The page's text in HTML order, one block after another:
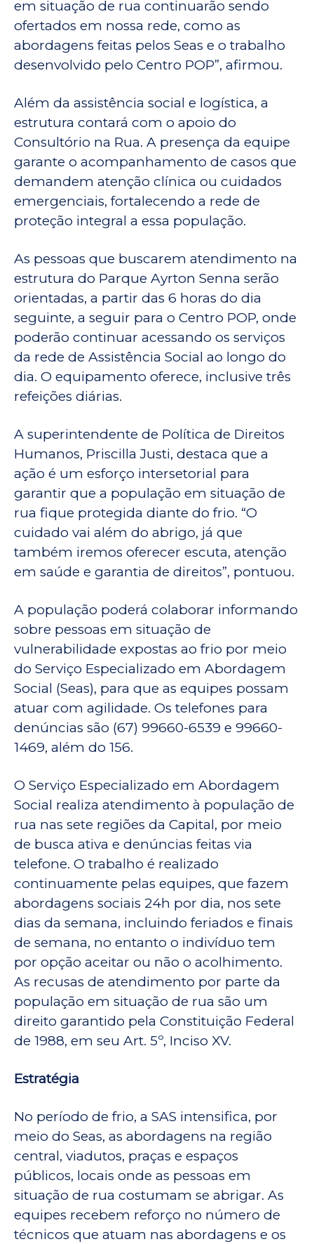
em situação de rua continuarão sendo
ofertados em nossa rede, como as
abordagens feitas pelos Seas e o trabalho
desenvolvido pelo Centro POP”, afirmou.
Além da assistência social e logística, a
estrutura contará com o apoio do
Consultório na Rua. A presença da equipe
garante o acompanhamento de casos que
demandem atenção clínica ou cuidados
emergenciais, fortalecendo a rede de
proteção integral a essa população.
As pessoas que buscarem atendimento na
estrutura do Parque Ayrton Senna serão
orientadas, a partir das 6 horas do dia
seguinte, a seguir para o Centro POP, onde
poderão continuar acessando os serviços
da rede de Assistência Social ao longo do
dia. O equipamento oferece, inclusive três
refeições diárias.
A superintendente de Política de Direitos
Humanos, Priscilla Justi, destaca que a
ação é um esforço intersetorial para
garantir que a população em situação de
rua fique protegida diante do frio. “O
cuidado vai além do abrigo, já que
também iremos oferecer escuta, atenção
em saúde e garantia de direitos”, pontuou.
A população poderá colaborar informando
sobre pessoas em situação de
vulnerabilidade expostas ao frio por meio
do Serviço Especializado em Abordagem
Social (Seas), para que as equipes possam
atuar com agilidade. Os telefones para
denúncias são (67) 99660-6539 e 99660-
1469, além do 156.
O Serviço Especializado em Abordagem
Social realiza atendimento à população de
rua nas sete regiões da Capital, por meio
de busca ativa e denúncias feitas via
telefone. O trabalho é realizado
continuamente pelas equipes, que fazem
abordagens sociais 24h por dia, nos sete
dias da semana, incluindo feriados e finais
de semana, no entanto o indivíduo tem
por opção aceitar ou não o acolhimento.
As recusas de atendimento por parte da
população em situação de rua são um
direito garantido pela Constituição Federal
de 1988, em seu Art. 5º, Inciso XV.
Estratégia
No período de frio, a SAS intensifica, por
meio do Seas, as abordagens na região
central, viadutos, praças e espaços
públicos, locais onde as pessoas em
situação de rua costumam se abrigar. As
equipes recebem reforço no número de
técnicos que atuam nas abordagens e os